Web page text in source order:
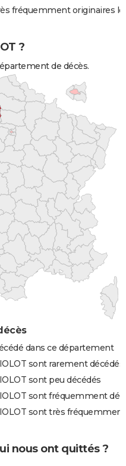
fréquemment originaires
?
de décès.
dans ce département
sont rarement décédés
sont peu décédés
sont fréquemment
sont très
nous ont quittés ?